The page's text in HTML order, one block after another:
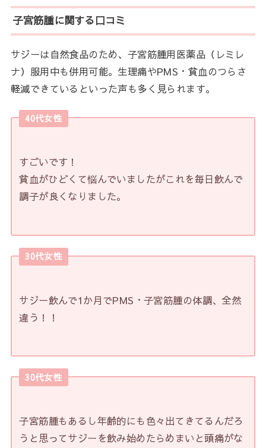
子宮筋腫に関する口コミ
サジーは自然食品のため、子宮筋腫用医薬品（レミレ
ナ）服用中も併用可能。生理痛やPMS・貧血のつらさ
軽減できているといった声も多く見られます。
40代女性
すごいです！
貧血がひどくて悩んでいましたがこれを毎日飲んで
調子が良くなりました。
30代女性
サジー飲んで1か月でPMS・子宮筋腫の体調、全然
違う！！
30代女性
子宮筋腫もあるし年齢的にも色々出てきてるんだろ
うと思ってサジーを飲み始めたらめまいと頭痛がな